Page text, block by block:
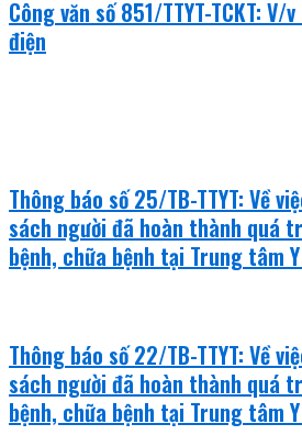
Công văn số 851/TTYT-TCKT:
điện
Thông báo số 25/TB-TTYT: Về
sách người đã hoàn thành quá
bệnh, chữa bệnh tại Trung tâm
Thông báo số 22/TB-TTYT: Về
sách người đã hoàn thành quá
bệnh, chữa bệnh tại Trung tâm